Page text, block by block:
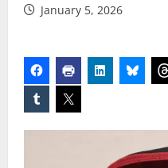
January 5, 2026